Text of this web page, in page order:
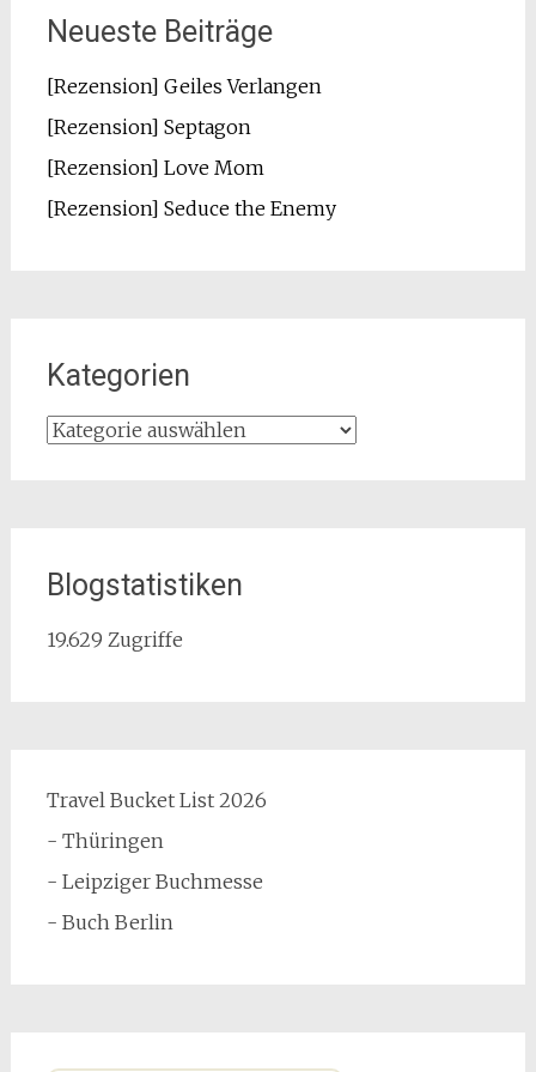
Neueste Beiträge
[Rezension] Geiles Verlangen
[Rezension] Septagon
[Rezension] Love Mom
[Rezension] Seduce the Enemy
Kategorien
Kategorien
Blogstatistiken
19.629 Zugriffe
Travel Bucket List 2026
- Thüringen
- Leipziger Buchmesse
- Buch Berlin